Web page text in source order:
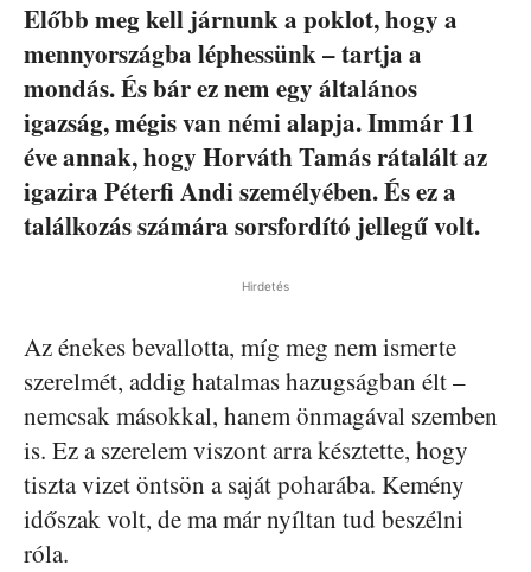
Előbb meg kell járnunk a poklot, hogy a
mennyországba léphessünk – tartja a
mondás. És bár ez nem egy általános
igazság, mégis van némi alapja. Immár 11
éve annak, hogy Horváth Tamás rátalált az
igazira Péterfi Andi személyében. És ez a
találkozás számára sorsfordító jellegű volt.
Hirdetés
Az énekes bevallotta, míg meg nem ismerte
szerelmét, addig hatalmas hazugságban élt –
nemcsak másokkal, hanem önmagával szemben
is. Ez a szerelem viszont arra késztette, hogy
tiszta vizet öntsön a saját poharába. Kemény
időszak volt, de ma már nyíltan tud beszélni
róla.